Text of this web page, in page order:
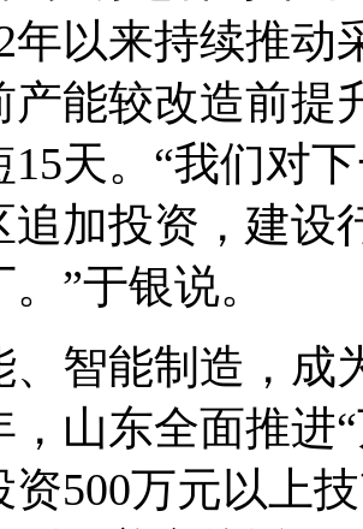
年以来持续推
产能较改造前提
15天。“我们对
追加投资，建设
”于银说。
、智能制造，成
，山东全面推进
资500万元以上